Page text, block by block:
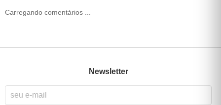
Carregando comentários ...
Newsletter